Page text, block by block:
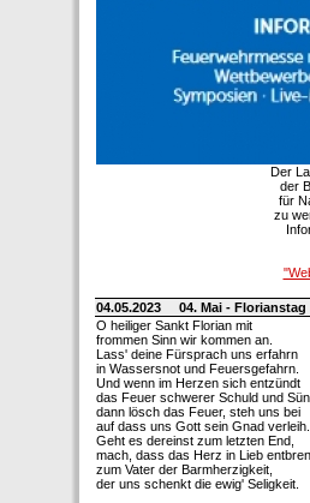
Der
der
für
zu
04.05.2023
04. Mai -
O heiliger Sankt Florian mit
frommen Sinn wir kommen an.
Lass' deine Fürsprach uns erfahrn
in Wassersnot und Feuersgefahrn.
Und wenn im Herzen sich entzündt
das Feuer schwerer Schuld und
dann lösch das Feuer, steh uns bei
auf dass uns Gott sein Gnad verleih.
Geht es dereinst zum letzten End,
mach, dass das Herz in Lieb
zum Vater der Barmherzigkeit,
der uns schenkt die ewig' Seligkeit.